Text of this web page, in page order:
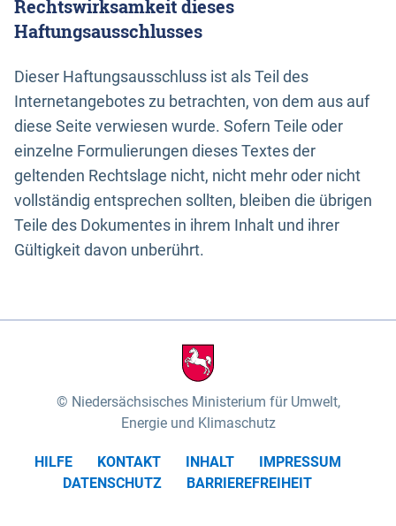
Rechtswirksamkeit dieses
Haftungsausschlusses
Dieser Haftungsausschluss ist als Teil des
Internetangebotes zu betrachten, von dem aus auf
diese Seite verwiesen wurde. Sofern Teile oder
einzelne Formulierungen dieses Textes der
geltenden Rechtslage nicht, nicht mehr oder nicht
vollständig entsprechen sollten, bleiben die übrigen
Teile des Dokumentes in ihrem Inhalt und ihrer
Gültigkeit davon unberührt.
Niedersächsisches Ministerium für Umwelt,
Energie und Klimaschutz
HILFE KONTAKT INHALT
IMPRESSUM
DATENSCHUTZ
BARRIEREFREIHEIT